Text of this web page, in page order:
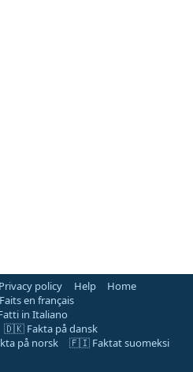
Privacy policy Help
Home
en français
in Italiano
🇩🇰 Fakta på dansk
på norsk
🇫🇮 Faktat suomeksi